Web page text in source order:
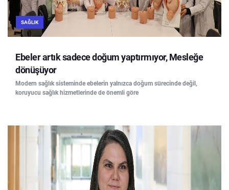
SAĞLIK
Ebeler artık sadece doğum yaptırmıyor, Mesleğe
dönüşüyor
Modern sağlık sisteminde ebelerin yalnızca doğum sürecinde değil,
koruyucu sağlık hizmetlerinde de önemli göre